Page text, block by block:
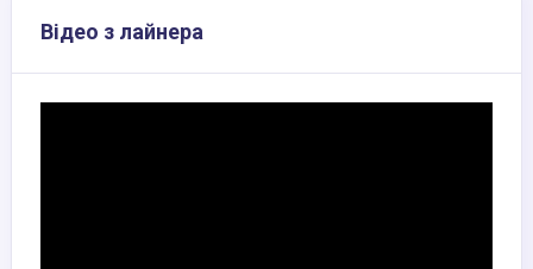
Відео з лайнера